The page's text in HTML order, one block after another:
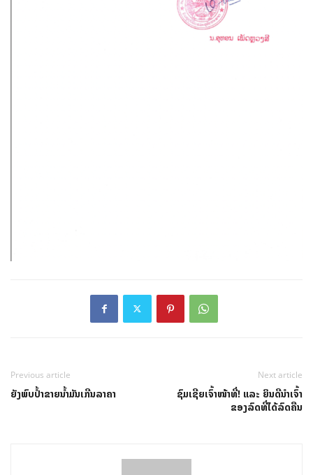
Previous article
ຍັງພົບປໍ້າຂາຍນໍ້າມັນເກີນລາຄາ
Next article
ຊົມເຊີຍເຈົ້າໜ້າທີ່! ແລະ ຍິນດີນຳເຈົ້າ
ຂອງລົດທີ່ໄດ້ລົດຄືນ